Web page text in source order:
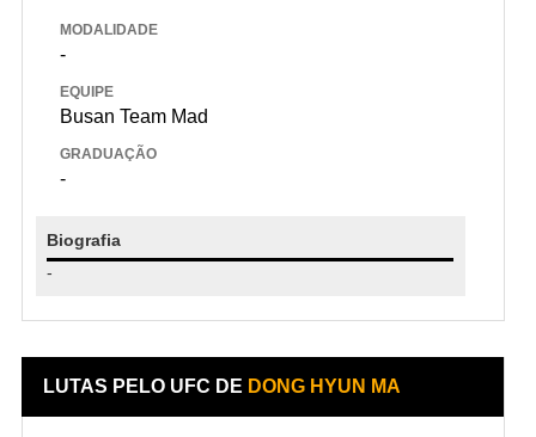
MODALIDADE
-
EQUIPE
Busan Team Mad
GRADUAÇÃO
-
Biografia
-
LUTAS PELO UFC DE DONG HYUN MA